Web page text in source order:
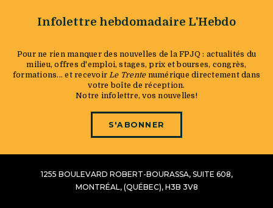
Infolettre hebdomadaire L'Hebdo
Pour ne rien manquer des nouvelles de la FPJQ : actualités du
milieu, offres d'emploi, stages, prix et bourses, congrès,
formations... et recevoir Le Trentenumérique directement dans
votre boîte de réception.
Notre infolettre, vos nouvelles!
S'ABONNER
1255 BOULEVARD ROBERT-BOURASSA, SUITE 608,
MONTRÉAL, (QUÉBEC), H3B 3V8